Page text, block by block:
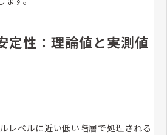
性：理論値と実測値
レベルに近い低い階層で処理される